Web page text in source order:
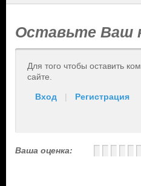
Оставьте Ваш
Для того чтобы оставить
сайте.
Вход | Регистрация
Ваша оценка: